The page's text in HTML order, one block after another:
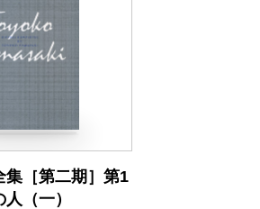
集［第二期］第1
（一）